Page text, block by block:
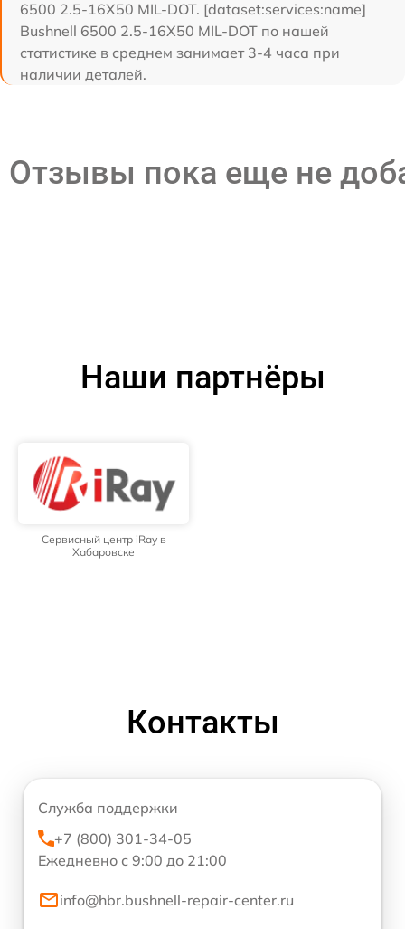
6500 2.5-16X50 MIL-DOT. [dataset:services:name]
Bushnell 6500 2.5-16X50 MIL-DOT по нашей
статистике в среднем занимает 3-4 часа при
наличии деталей.
Отзывы пока еще не
Наши партнёры
Сервисный центр iRay в
Хабаровске
Контакты
Служба поддержки
+7 (800) 301-34-05
Ежедневно с 9:00 до 21:00
info@hbr.bushnell-repair-center.ru